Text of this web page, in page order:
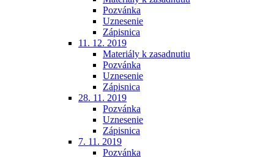
Pozvánka
Uznesenie
Zápisnica
11. 12. 2019
Materiály k zasadnutiu
Pozvánka
Uznesenie
Zápisnica
28. 11. 2019
Pozvánka
Uznesenie
Zápisnica
7. 11. 2019
Pozvánka